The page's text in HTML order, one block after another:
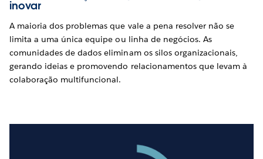
inovar
A maioria dos problemas que vale a pena resolver não se
limita a uma única equipe ou linha de negócios. As
comunidades de dados eliminam os silos organizacionais,
gerando ideias e promovendo relacionamentos que levam à
colaboração multifuncional.